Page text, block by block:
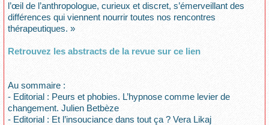
l’œil de l’anthropologue, curieux et discret, s’émerveillant des
différences qui viennent nourrir toutes nos rencontres
thérapeutiques. »
Retrouvez les abstracts de la revue sur ce lien
Au sommaire :
- Editorial : Peurs et phobies. L’hypnose comme levier de
changement. Julien Betbèze
- Editorial : Et l’insouciance dans tout ça ? Vera Likaj